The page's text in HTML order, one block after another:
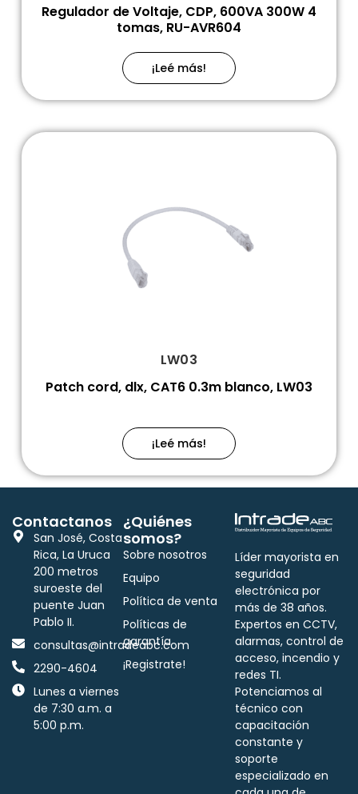
Regulador de Voltaje, CDP, 600VA 300W 4
tomas, RU-AVR604
¡Leé más!
LW03
Patch cord, dlx, CAT6 0.3m blanco, LW03
¡Leé más!
Líder mayorista en
seguridad
electrónica por
más de 38 años.
Expertos en CCTV,
alarmas, control de
acceso, incendio y
redes TI.
Potenciamos al
técnico con
capacitación
constante y
soporte
especializado en
¿Quiénes
somos?
Sobre nosotros
Equipo
Política de venta
Políticas de
garantía
¡Registrate!
Contactanos
San José, Costa
Rica, La Uruca
200 metros
suroeste del
puente Juan
Pablo II.
consultas@intradeabc.com
2290-4604
Lunes a viernes
de 7:30 a.m. a
5:00 p.m.